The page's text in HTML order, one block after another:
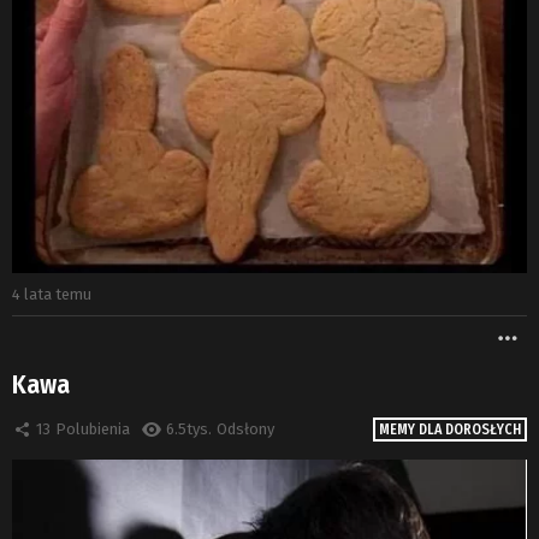
4 lata temu
MEMY DLA DOROSŁYCH
Kawa
13 Polubienia 6.5tys. Odsłony